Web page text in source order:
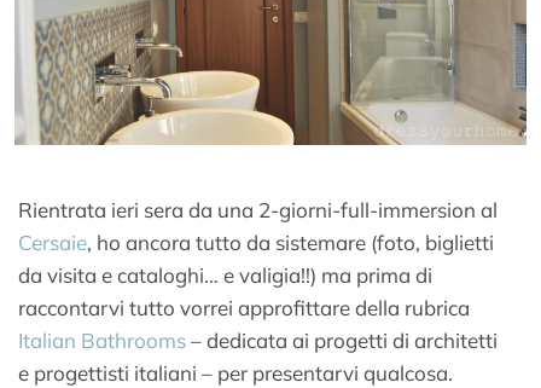
Rientrata ieri sera da una 2-giorni-full-immersion al
Cersaie, ho ancora tutto da sistemare (foto, biglietti
da visita e cataloghi… e valigia!!) ma prima di
raccontarvi tutto vorrei approfittare della rubrica
Italian Bathrooms– dedicata ai progetti di architetti
e progettisti italiani – per presentarvi qualcosa.